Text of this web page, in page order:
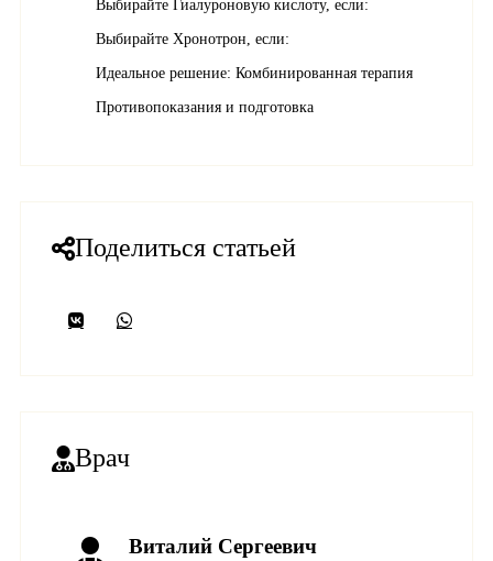
Выбирайте Гиалуроновую кислоту, если:
Выбирайте Хронотрон, если:
Идеальное решение: Комбинированная терапия
Противопоказания и подготовка
Поделиться статьей
Врач
Виталий Сергеевич